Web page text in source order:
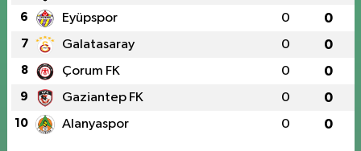
6 Eyüpspor 0 0
7 Galatasaray 0 0
8 Çorum FK 0 0
9 Gaziantep FK 0 0
10 Alanyaspor 0 0